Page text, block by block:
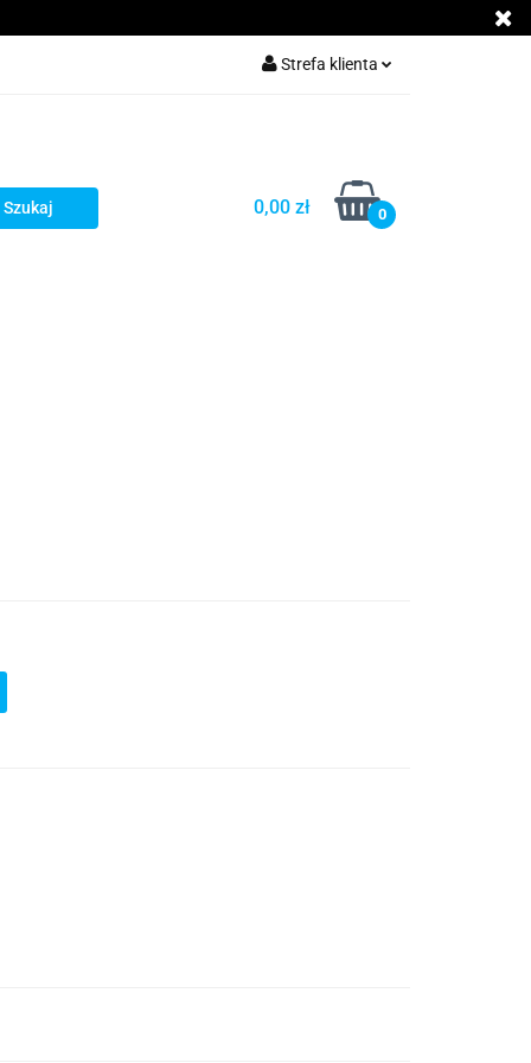
Strefa klienta
Dodaj zgłoszenie
Zgody cookies
0,00 zł 0
Akcesoria GSM